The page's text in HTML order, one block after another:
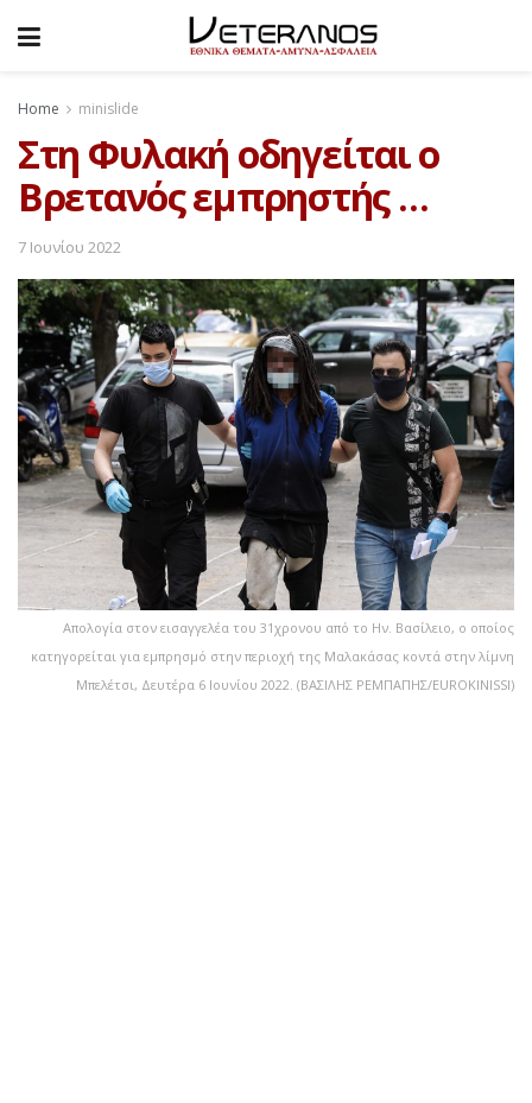
Home minislide
Στη Φυλακή οδηγείται ο
Βρετανός εμπρηστής …
7 Ιουνίου 2022
Απολογία στον εισαγγελέα του 31χρονου από το Ην. Βασίλειο, ο οποίος
κατηγορείται για εμπρησμό στην περιοχή της Μαλακάσας κοντά στην λίμνη
Μπελέτσι, Δευτέρα 6 Ιουνίου 2022. (ΒΑΣΙΛΗΣ ΡΕΜΠΑΠΗΣ/EUROKINISSI)